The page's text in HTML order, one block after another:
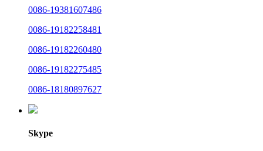
0086-19381607486
0086-19182258481
0086-19182260480
0086-19182275485
0086-18180897627
Skype